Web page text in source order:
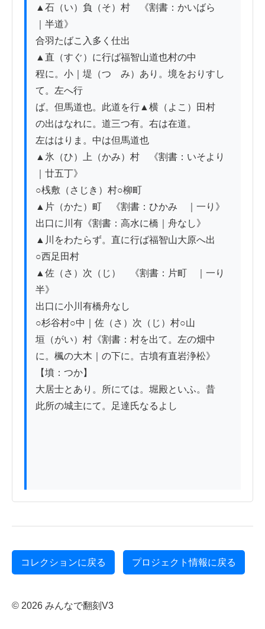
▲石（い）負（そ）村　《割書：かいばらゟ
｜半道》
合羽たばこ入多く仕出
▲直（すぐ）に行ば福智山道也村の中
程に。小｜堤（つゝみ）あり。境をおりすし
て。左へ行
ば。但馬道也。此道を行▲横（よこ）田村
の出はなれに。道三つ有。右は在道。
左ははりま。中は但馬道也
▲氷（ひ）上（かみ）村　《割書：いそより
｜廿五丁》
○桟敷（さじき）村○柳町
▲片（かた）町　《割書：ひかみゟ｜一り》
出口に川有《割書：高水に橋｜舟なし》
▲川をわたらず。直に行ば福智山大原へ出
○西足田村
▲佐（さ）次（じ）　《割書：片町ゟ｜一り
半》
出口に小川有橋舟なし
○杉谷村○中｜佐（さ）次（じ）村○山
垣（がい）村《割書：村を出て。左の畑中
に。楓の大木｜の下に。古墳有直岩浄松》
【墳：つか】
大居士とあり。所にては。堀殿といふ。昔
此所の城主にて。足達氏なるよし
コレクションに戻る プロジェクト情報に戻る
© 2026 みんなで翻刻V3